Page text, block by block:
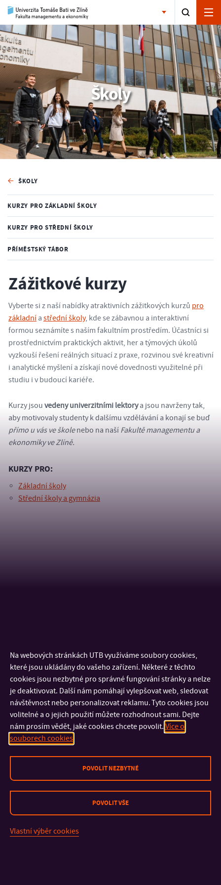
Školy
ŠKOLY
KURZY PRO ZÁKLADNÍ ŠKOLY
KURZY PRO STŘEDNÍ ŠKOLY
PŘÍMĚSTSKÝ TÁBOR
Zážitkové kurzy
Vyberte si z naší nabídky atraktivních zážitkových kurzů pro
základní a střední školy, kde se zábavnou a interaktivní
formou seznámíte s naším fakultním prostředím. Účastníci si
prostřednictvím praktických aktivit, her a týmových úkolů
vyzkouší řešení reálných situací z praxe, rozvinou své kreativní
i analytické myšlení a získají nové dovednosti využitelné při
studiu i v budoucí kariéře.
Kurzy jsou vedeny univerzitními lektorya jsou navrženy tak,
aby motivovaly studenty k dalšímu vzdělávání a konají se buď
přímo u vás ve školenebo na naší Fakultě managementu a
ekonomiky ve Zlíně.
KURZY PRO:
Základní školy
Střední školy a gymnázia
KONTAKT
Na webových stránkách UTB využíváme soubory cookies,
které jsou ukládány do vašeho zařízení. Některé z těchto
cookies jsou nezbytné pro správné fungování stránky a nelze
je deaktivovat. Další nám pomáhají vylepšovat web, sledovat
návštěvnost nebo personalizovat reklamu. Tyto cookies jsou
volitelné a o jejich použití můžete rozhodnout sami. Dejte
nám prosím vědět, jaké cookies chcete povolit. Více o
souborech cookies
POVOLIT NEZBYTNÉ
POVOLIT VŠE
Vlastní výběr cookies